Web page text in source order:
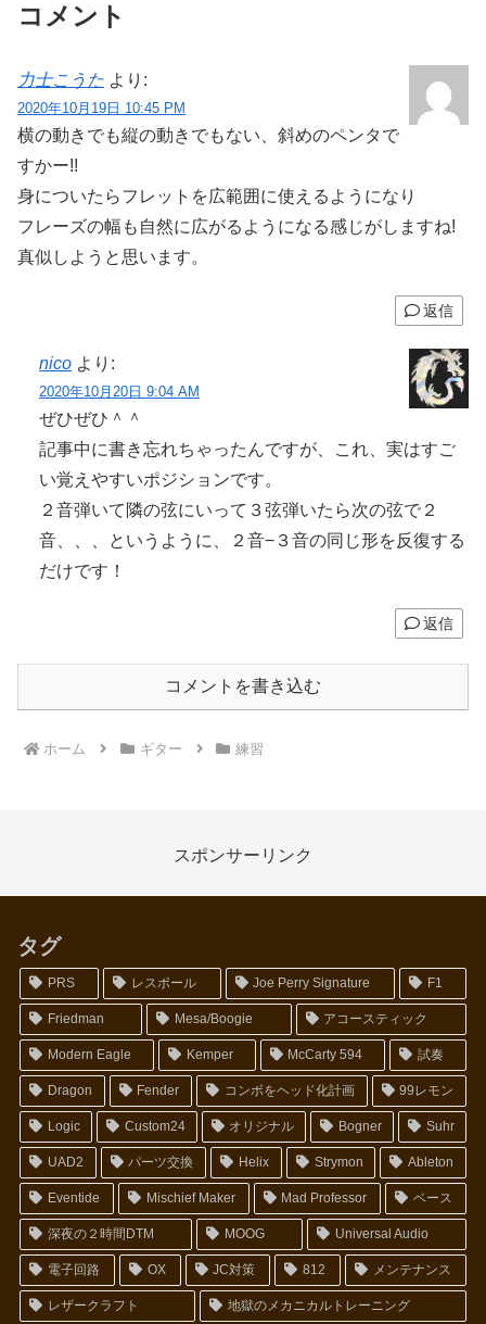
コメント
力士こうた より:
2020年10月19日 10:45 PM
横の動きでも縦の動きでもない、斜めのペンタで
すかー!!
身についたらフレットを広範囲に使えるようになり
フレーズの幅も自然に広がるようになる感じがしますね!
真似しようと思います。
返信
nico より:
2020年10月20日 9:04 AM
ぜひぜひ＾＾
記事中に書き忘れちゃったんですが、これ、実はすご
い覚えやすいポジションです。
２音弾いて隣の弦にいって３弦弾いたら次の弦で２
音、、、というように、２音−３音の同じ形を反復する
だけです！
返信
コメントを書き込む
ホーム ギター 練習
スポンサーリンク
タグ
PRS レスポール Joe Perry Signature F1
Friedman Mesa/Boogie アコースティック
Modern Eagle Kemper McCarty 594 試奏
Dragon Fender コンボをヘッド化計画 99レモン
Logic Custom24 オリジナル Bogner Suhr
UAD2 パーツ交換 Helix Strymon Ableton
Eventide Mischief Maker Mad Professor ベース
深夜の２時間DTM MOOG Universal Audio
電子回路 OX JC対策 812 メンテナンス
レザークラフト 地獄のメカニカルトレーニング